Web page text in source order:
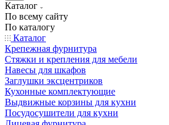
Каталог
По всему сайту
По каталогу
Каталог
Крепежная фурнитура
Стяжки и крепления для мебели
Навесы для шкафов
Заглушки эксцентриков
Кухонные комплектующие
Выдвижные корзины для кухни
Посудосушители для кухни